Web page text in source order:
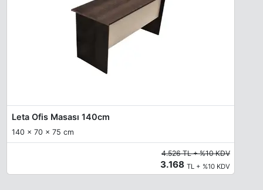
Leta Ofis Masası 140cm
140 x 70 x 75 cm
4.526 TL + %10 KDV
3.168 TL + %10 KDV